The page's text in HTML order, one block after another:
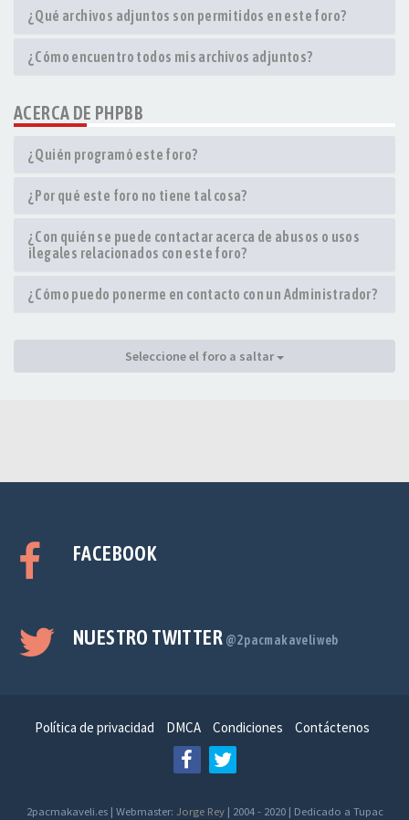
¿Qué archivos adjuntos son permitidos en este foro?
¿Cómo encuentro todos mis archivos adjuntos?
ACERCA DE PHPBB
¿Quién programó este foro?
¿Por qué este foro no tiene tal cosa?
¿Con quién se puede contactar acerca de abusos o usos
ilegales relacionados con este foro?
¿Cómo puedo ponerme en contacto con un Administrador?
Seleccione el foro a saltar
FACEBOOK
NUESTRO TWITTER @2pacmakaveliweb
Política de privacidad DMCA Condiciones Contáctenos
2pacmakaveli.es | Webmaster: Jorge Rey| 2004 - 2020 | Dedicado a Tupac